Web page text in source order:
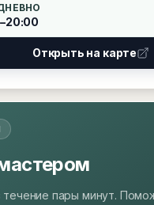
Открыть на карте
пары минут.